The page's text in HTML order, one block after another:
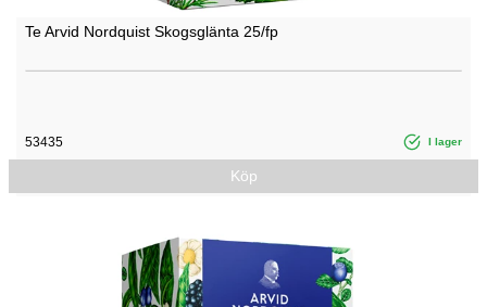
Te Arvid Nordquist Skogsglänta 25/fp
53435 I lager
Köp